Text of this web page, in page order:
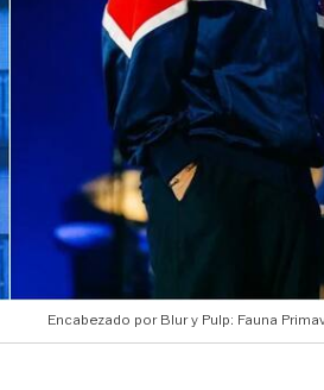
Encabezado por Blur y Pulp: Fauna